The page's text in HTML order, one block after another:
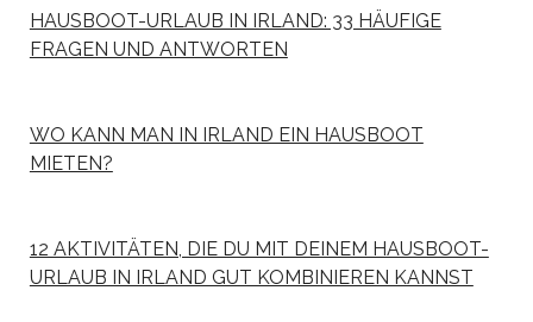
HAUSBOOT-URLAUB IN IRLAND: 33 HÄUFIGE
FRAGEN UND ANTWORTEN
WO KANN MAN IN IRLAND EIN HAUSBOOT
MIETEN?
12 AKTIVITÄTEN, DIE DU MIT DEINEM HAUSBOOT-
URLAUB IN IRLAND GUT KOMBINIEREN KANNST